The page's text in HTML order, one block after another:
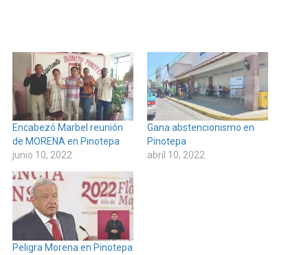
Encabezó Marbel reunión
de MORENA en Pinotepa
junio 10, 2022
Gana abstencionismo en
Pinotepa
abril 10, 2022
Peligra Morena en Pinotepa